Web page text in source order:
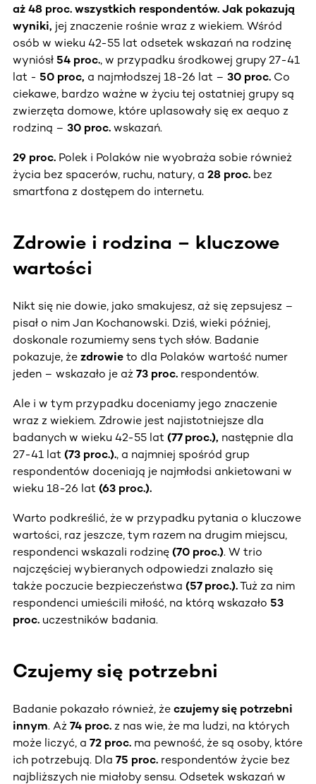
aż 48 proc. wszystkich respondentów. Jak pokazują
wyniki, jej znaczenie rośnie wraz z wiekiem. Wśród
osób w wieku 42-55 lat odsetek wskazań na rodzinę
wyniósł 54 proc., w przypadku środkowej grupy 27-41
lat - 50 proc, a najmłodszej 18-26 lat – 30 proc. Co
ciekawe, bardzo ważne w życiu tej ostatniej grupy są
zwierzęta domowe, które uplasowały się ex aequo z
rodziną – 30 proc. wskazań.
29 proc. Polek i Polaków nie wyobraża sobie również
życia bez spacerów, ruchu, natury, a 28 proc. bez
smartfona z dostępem do internetu.
Zdrowie i rodzina – kluczowe
wartości
Nikt się nie dowie, jako smakujesz, aż się zepsujesz –
pisał o nim Jan Kochanowski. Dziś, wieki później,
doskonale rozumiemy sens tych słów. Badanie
pokazuje, że zdrowie to dla Polaków wartość numer
jeden – wskazało je aż 73 proc. respondentów.
Ale i w tym przypadku doceniamy jego znaczenie
wraz z wiekiem. Zdrowie jest najistotniejsze dla
badanych w wieku 42-55 lat (77 proc.), następnie dla
27-41 lat (73 proc.)., a najmniej spośród grup
respondentów doceniają je najmłodsi ankietowani w
wieku 18-26 lat (63 proc.).
Warto podkreślić, że w przypadku pytania o kluczowe
wartości, raz jeszcze, tym razem na drugim miejscu,
respondenci wskazali rodzinę (70 proc.). W trio
najczęściej wybieranych odpowiedzi znalazło się
także poczucie bezpieczeństwa (57 proc.).Tuż za nim
respondenci umieścili miłość, na którą wskazało 53
proc. uczestników badania.
Czujemy się potrzebni
Badanie pokazało również, że czujemy się potrzebni
innym. Aż 74 proc. z nas wie, że ma ludzi, na których
może liczyć, a 72 proc. ma pewność, że są osoby, które
ich potrzebują. Dla 75 proc. respondentów życie bez
najbliższych nie miałoby sensu. Odsetek wskazań w